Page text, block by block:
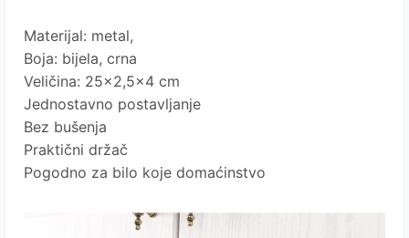
Materijal: metal,
Boja: bijela, crna
Veličina: 25x2,5x4 cm
Jednostavno postavljanje
Bez bušenja
Praktični držač
Pogodno za bilo koje domaćinstvo